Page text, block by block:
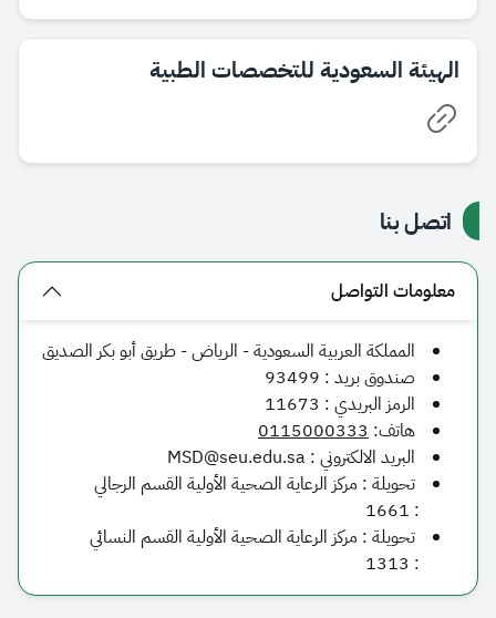
الهيئة السعودية للتخصصات الطبية
اتصل بنا
معلومات التواصل
​​المملكة العربية السعودية - الرياض - طريق أبو بكر الصديق
صندوق بريد : 93499
الرمز البريدي : 11673
​​​هاتف: 0115000333
البريد الالكتروني : MSD@seu.edu.sa​
تحويلة : مركز الرعاية الصحية الأولية القسم الرجالي
:
1661
تحويلة : مركز الرعاية الصحية الأولية القسم النسائي
:
1313